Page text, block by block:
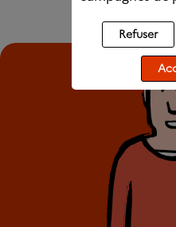
Refuser